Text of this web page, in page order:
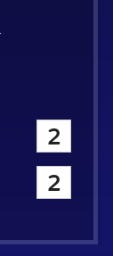
2
2